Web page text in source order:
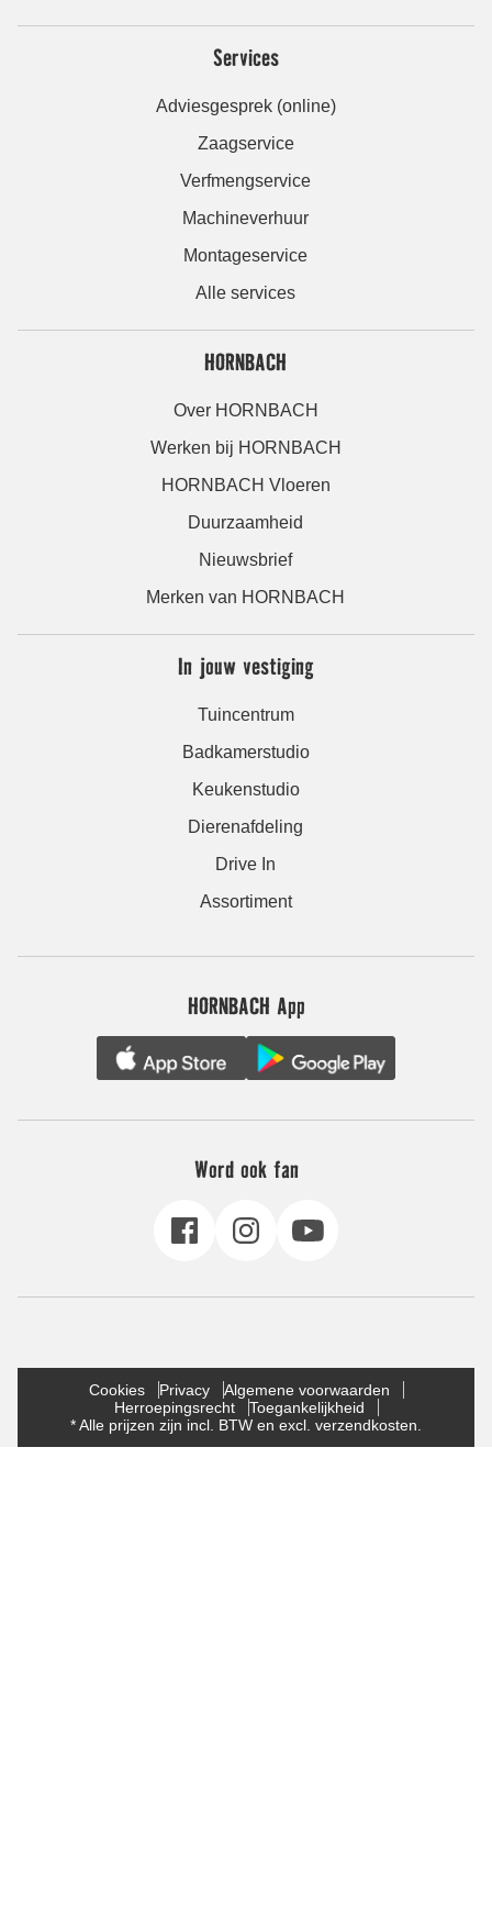
Services
Adviesgesprek (online)
Zaagservice
Verfmengservice
Machineverhuur
Montageservice
Alle services
HORNBACH
Over HORNBACH
Werken bij HORNBACH
HORNBACH Vloeren
Duurzaamheid
Nieuwsbrief
Merken van HORNBACH
In jouw vestiging
Tuincentrum
Badkamerstudio
Keukenstudio
Dierenafdeling
Drive In
Assortiment
HORNBACH App
Word ook fan
Cookies Privacy
Algemene voorwaarden
Herroepingsrecht
Toegankelijkheid
* Alle prijzen zijn incl. BTW en excl. verzendkosten.